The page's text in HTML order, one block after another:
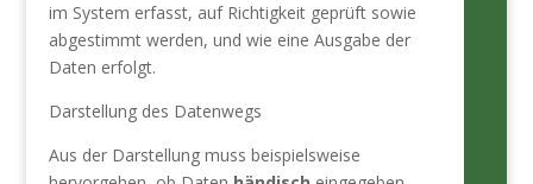
im System erfasst, auf Richtigkeit geprüft sowie
abgestimmt werden, und wie eine Ausgabe der
Daten erfolgt.
Darstellung des Datenwegs
Aus der Darstellung muss beispielsweise